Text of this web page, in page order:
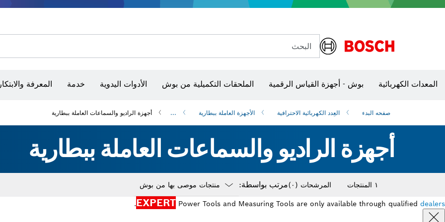
البحث
المعدات الكهربائية بوش - أجهزة القياس الرقمية الملحقات التكميلية من بوش الأدوات اليدوية خدمة المعرفة والابتكار
صفحه البدء العِدد الكهربائية الاحترافية الأجهزة العاملة ببطارية ... أجهزة الراديو والسماعات العاملة ببطارية
أجهزة الراديو والسماعات العاملة ببطارية
١ المنتجات المرشحات (٠) مرتب بواسطة:
Dropdown
EXPERT Power Tools and Measuring Tools are only available through qualified dealers
.